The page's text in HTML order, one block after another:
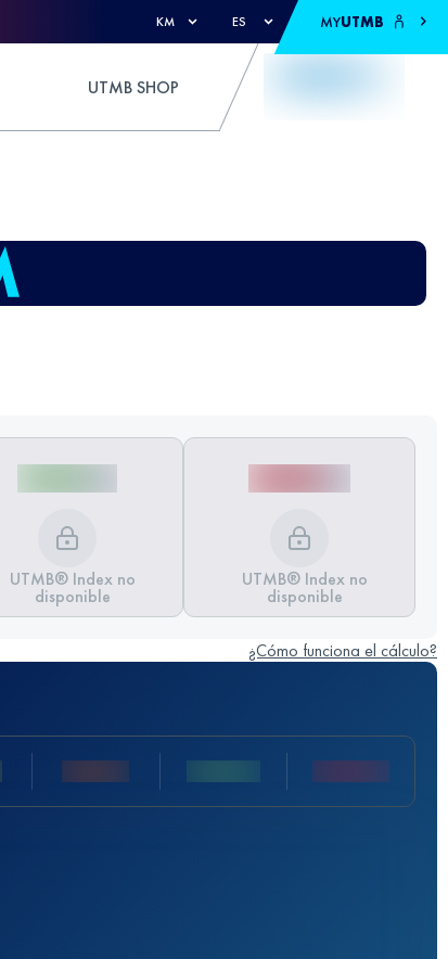
KM ES MYUTMB
UTMB SHOP
UTMB® Index no
disponible
UTMB® Index no
disponible
¿Cómo funciona el cálculo?